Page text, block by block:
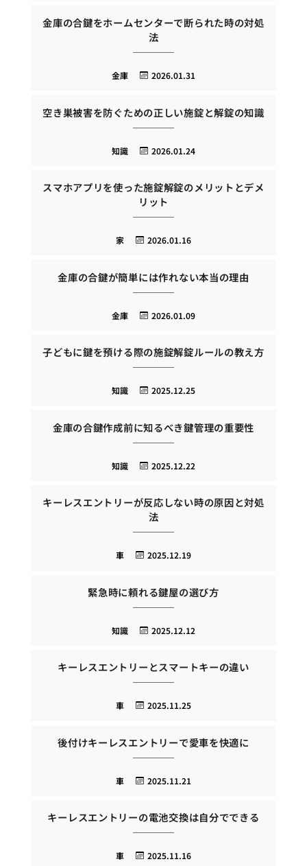
金庫の合鍵をホームセンターで断られた時の対処
法
2026.01.31
金庫
空き巣被害を防ぐための正しい施錠と解錠の知識
2026.01.24
知識
スマホアプリを使った施錠解錠のメリットとデメ
リット
2026.01.16
家
金庫の合鍵が簡単には作れない本当の理由
2026.01.09
金庫
子どもに鍵を預ける際の施錠解錠ルールの教え方
2025.12.25
知識
金庫の合鍵作成前に知るべき鍵管理の重要性
2025.12.22
知識
キーレスエントリーが反応しない時の原因と対処
法
2025.12.19
車
緊急時に頼れる鍵屋の選び方
2025.12.12
知識
キーレスエントリーとスマートキーの違い
2025.11.25
車
後付けキーレスエントリーで愛車を快適に
2025.11.21
車
キーレスエントリーの電池交換は自分でできる
2025.11.16
車